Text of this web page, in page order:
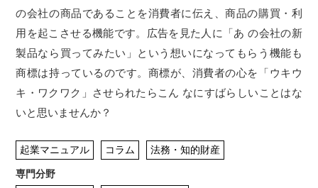
の会社の商品であることを消費者に伝え、商品の購買・利
用を起こさせる機能です。広告を見た人に「あ の会社の新
製品なら買ってみたい」という想いになってもらう機能も
商標は持っているのです。商標が、消費者の心を「ウキウ
キ・ワクワク」させられたらこん なにすばらしいことはな
いと思いませんか？
起業マニュアル コラム 法務・知的財産
専門分野